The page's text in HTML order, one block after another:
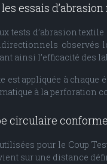
essais
tests d’abrasion
observés
ainsi l’efficacité des
est appliquée à
à la perforation
circulaire
pour le Coup
sur une distance